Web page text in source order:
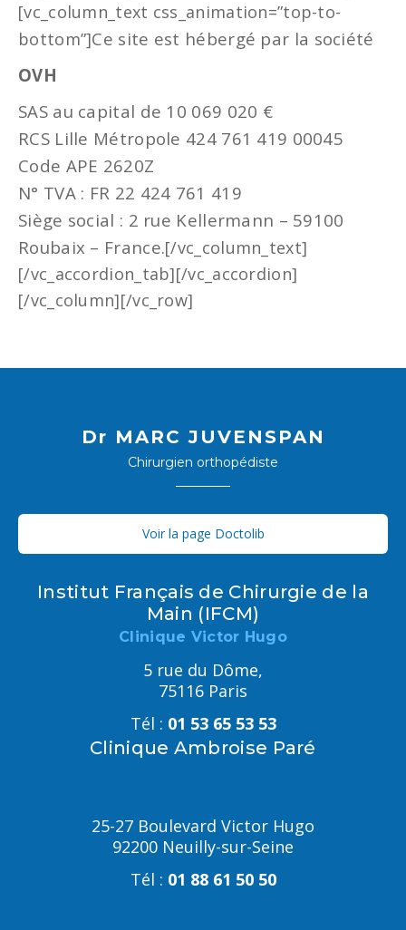
[vc_column_text css_animation=”top-to-
bottom”]Ce site est hébergé par la société
OVH
SAS au capital de 10 069 020 €
RCS Lille Métropole 424 761 419 00045
Code APE 2620Z
N° TVA : FR 22 424 761 419
Siège social : 2 rue Kellermann – 59100
Roubaix – France.[/vc_column_text]
[/vc_accordion_tab][/vc_accordion]
[/vc_column][/vc_row]
Dr MARC JUVENSPAN
Chirurgien orthopédiste
Voir la page Doctolib
Institut Français de Chirurgie de la
Main (IFCM)
Clinique Victor Hugo
5 rue du Dôme,
75116 Paris
Tél : 01 53 65 53 53
Clinique Ambroise Paré
25-27 Boulevard Victor Hugo
92200 Neuilly-sur-Seine
Tél : 01 88 61 50 50